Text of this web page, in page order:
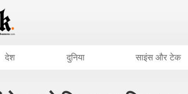
देश दुनिया साइंस और टेक